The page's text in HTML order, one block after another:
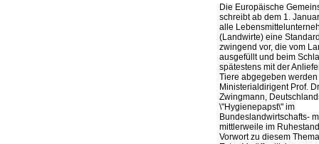
Die Europäische
schreibt ab dem 1.
alle
(Landwirte) eine
zwingend vor, die vom
ausgefüllt und beim
spätestens mit der
Tiere abgegeben werden
Ministerialdirigent Prof.
Zwingmann,
\"Hygienepapst\" im
Bundeslandwirtschafts-
mittlerweile im
Vorwort zu diesem